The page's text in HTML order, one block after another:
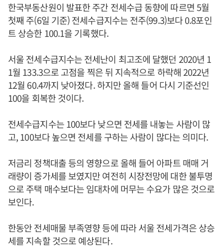
한국부동산원이 발표한 주간 전세수급 동향에 따르면 5월
첫째 주(6일 기준) 전세수급지수는 전주(99.3)보다 0.8포인
트 상승한 100.1을 기록했다.
서울 전세수급지수는 전세난이 최고조에 달했던 2020년 1
1월 133.3으로 고점을 찍은 뒤 지속적으로 하락해 2022년
12월 60.4까지 낮아졌다. 하지만 올해 들어 다시 기준선인
100을 회복한 것이다.
전세수급지수는 100보다 낮으면 전세를 내놓는 사람이 많
고, 100보다 높으면 전세를 구하는 사람이 많다는 의미다.
저금리 정책대출 등의 영향으로 올해 들어 아파트 매매 거
래량이 증가세를 보였지만 여전히 시장전망에 대한 불투명
으로 주택 매수보다는 임대차에 머무는 수요가 많은 것으로
보인다.
한동안 전세매물 부족영향 등에 따라 서울 전세가격은 상승
세를 지속할 것으로 예상된다.